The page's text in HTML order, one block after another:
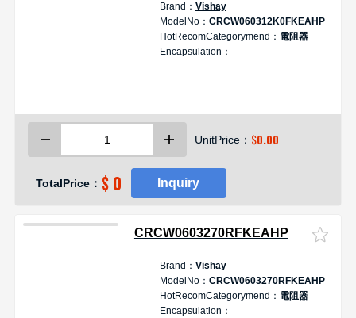
Brand： Vishay
ModelNo： CRCW060312K0FKEAHP
HotRecomCategorymend： 電阻器
Encapsulation：
UnitPrice： $0.00
TotalPrice： $ 0 Inquiry
CRCW0603270RFKEAHP
Brand： Vishay
ModelNo： CRCW0603270RFKEAHP
HotRecomCategorymend： 電阻器
Encapsulation：